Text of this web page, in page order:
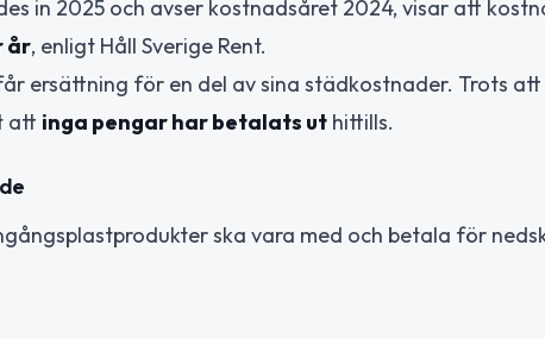
in 2025 och avser kostnadsåret 2024, visar att
år, enligt Håll Sverige Rent.
ersättning för en del av sina städkostnader. Trots
att inga pengar har betalats ut hittills.
ska vara med och betala för